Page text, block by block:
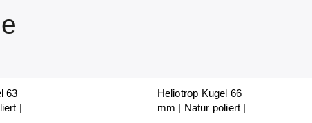
63
|
Heliotrop Kugel 66
mm | Natur poliert |